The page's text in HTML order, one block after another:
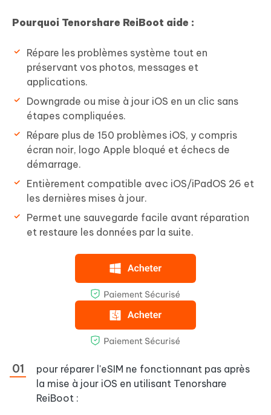
Pourquoi Tenorshare ReiBoot aide :
Répare les problèmes système tout en
préservant vos photos, messages et
applications.
Downgrade ou mise à jour iOS en un clic sans
étapes compliquées.
Répare plus de 150 problèmes iOS, y compris
écran noir, logo Apple bloqué et échecs de
démarrage.
Entièrement compatible avec iOS/iPadOS 26 et
les dernières mises à jour.
Permet une sauvegarde facile avant réparation
et restaure les données par la suite.
pour réparer l'eSIM ne fonctionnant pas après
la mise à jour iOS en utilisant Tenorshare
ReiBoot :